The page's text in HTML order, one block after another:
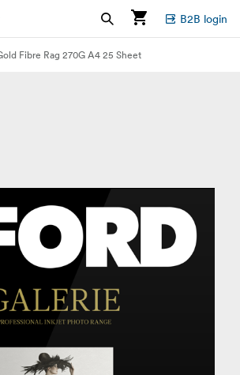
B2B login
Fibre Rag 270G A4 25 Sheet